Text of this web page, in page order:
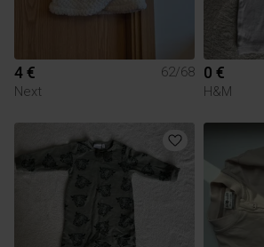
4 €
62/68
Next
0 €
H&M